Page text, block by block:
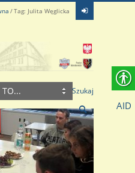
Tag: Julita Węglicka
TO... Szukaj
AID